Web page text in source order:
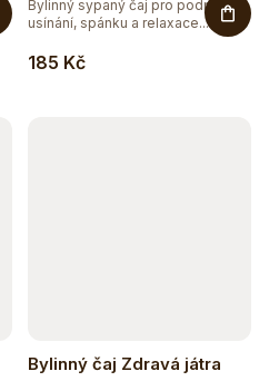
185 Kč
Bylinný sypaný čaj pro podporu
usínání, spánku a relaxace....
Bylinný čaj Zdravá játra